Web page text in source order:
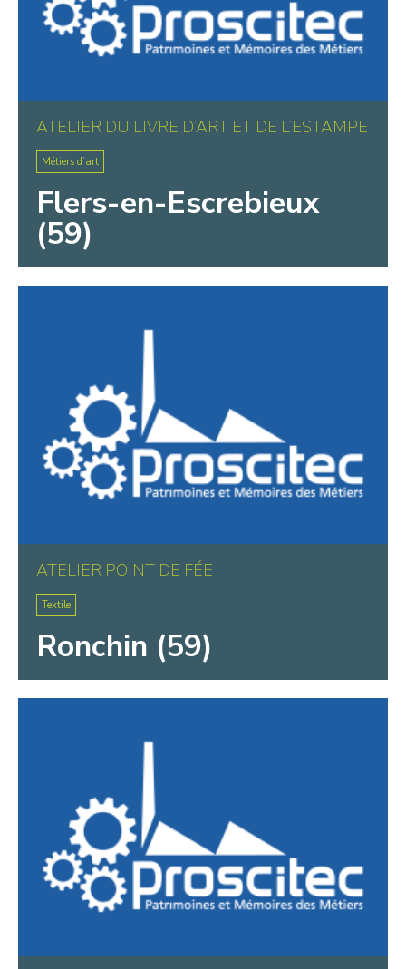
ATELIER DU LIVRE D’ART ET DE L’ESTAMPE
Métiers d’art
Flers-en-Escrebieux
(59)
ATELIER POINT DE FÉE
Textile
Ronchin (59)